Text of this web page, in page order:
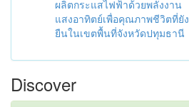
ผลิตกระแสไฟฟ้าด้วยพลังงาน
แสงอาทิตย์เพื่อคุณภาพชีวิตที่ยัง
ยืนในเขตพื้นที่จังหวัดปทุมธานี
Discover